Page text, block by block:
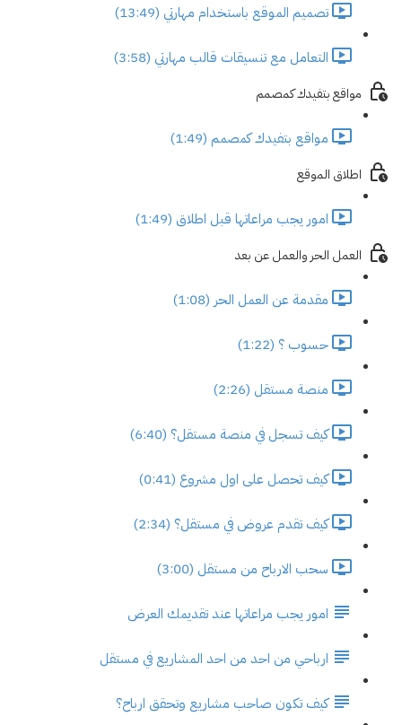
تصميم الموقع باستخدام مهارتي (13:49)
التعامل مع تنسيقات قالب مهارتي (3:58)
مواقع بتفيدك كمصمم
مواقع بتفيدك كمصمم (1:49)
اطلاق الموقع
امور يجب مراعاتها قبل اطلاق (1:49)
العمل الحر والعمل عن بعد
مقدمة عن العمل الحر (1:08)
حسوب ؟ (1:22)
منصة مستقل (2:26)
كيف تسجل في منصة مستقل؟ (6:40)
كيف تحصل على اول مشروع (0:41)
كيف تقدم عروض في مستقل؟ (2:34)
سحب الارباح من مستقل (3:00)
امور يجب مراعاتها عند تقديمك العرض
ارباحي من احد من احد المشاريع في مستقل
كيف تكون صاحب مشاريع وتحقق ارباح؟